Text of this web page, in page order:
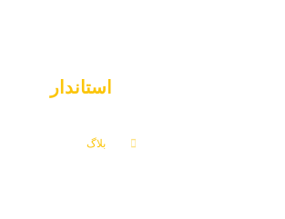
استاندار
بلاگ